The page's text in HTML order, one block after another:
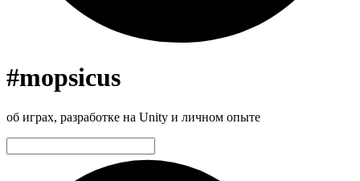
#mopsicus
об играх, разработке на Unity и личном опыте